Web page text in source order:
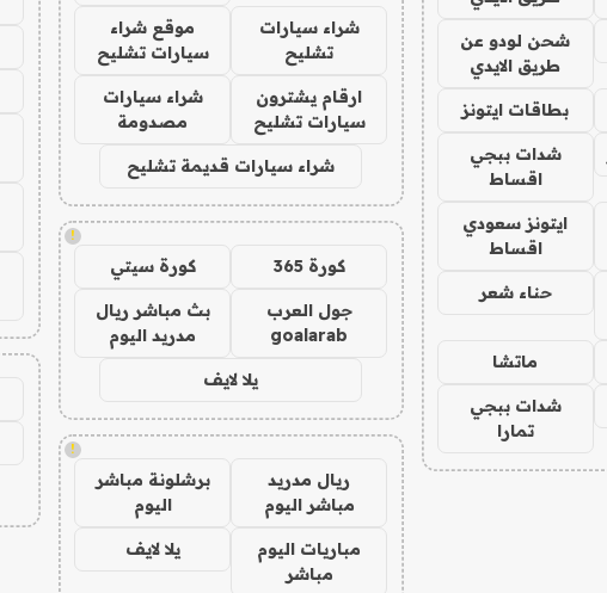
شحن لودو عن
طريق الايدي
بطاقات ايتونز
شدات ببجي
اقساط
ايتونز سعودي
اقساط
حناء شعر
ماتشا
شدات ببجي
تمارا
شراء سيارات
تشليح
موقع شراء
سيارات تشليح
ارقام يشترون
سيارات تشليح
شراء سيارات
مصدومة
شراء سيارات قديمة تشليح
!
كورة 365 كورة سيتي
جول العرب
goalarab
بث مباشر ريال
مدريد اليوم
يلا لايف
!
ريال مدريد
مباشر اليوم
برشلونة مباشر
اليوم
مباريات اليوم
مباشر
يلا لايف